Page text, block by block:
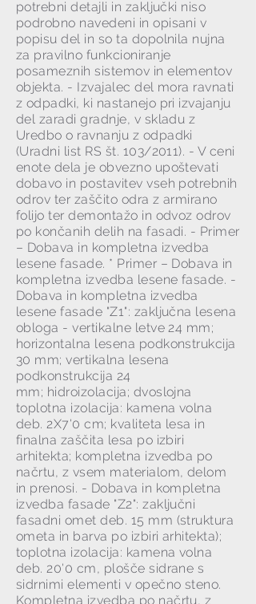
potrebni detajli in zaključki niso
podrobno navedeni in opisani v
popisu del in so ta dopolnila nujna
za pravilno funkcioniranje
posameznih sistemov in elementov
objekta. - Izvajalec del mora ravnati
z odpadki, ki nastanejo pri izvajanju
del zaradi gradnje, v skladu z
Uredbo o ravnanju z odpadki
(Uradni list RS št. 103/2011). - V ceni
enote dela je obvezno upoštevati
dobavo in postavitev vseh potrebnih
odrov ter zaščito odra z armirano
folijo ter demontažo in odvoz odrov
po končanih delih na fasadi. - Primer
– Dobava in kompletna izvedba
lesene fasade. * Primer – Dobava in
kompletna izvedba lesene fasade. -
Dobava in kompletna izvedba
lesene fasade "Z1": zaključna lesena
obloga - vertikalne letve 24 mm;
horizontalna lesena podkonstrukcija
30 mm; vertikalna lesena
podkonstrukcija 24
mm; hidroizolacija; dvoslojna
toplotna izolacija: kamena volna
deb. 2X7'0 cm; kvaliteta lesa in
finalna zaščita lesa po izbiri
arhitekta; kompletna izvedba po
načrtu, z vsem materialom, delom
in prenosi. - Dobava in kompletna
izvedba fasade "Z2": zaključni
fasadni omet deb. 15 mm (struktura
ometa in barva po izbiri arhitekta);
toplotna izolacija: kamena volna
deb. 20'0 cm, plošče sidrane s
sidrnimi elementi v opečno steno.
Kompletna izvedba po načrtu, z